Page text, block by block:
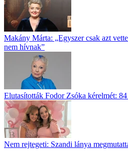
Makány Márta: „Egyszer csak azt
nem hívnak”
Elutasították Fodor Zsóka kérelmét:
Nem rejtegeti: Szandi lánya